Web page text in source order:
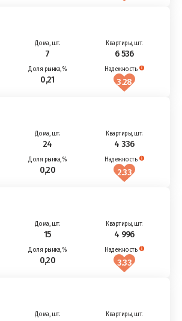
7 6 536
0,21 3.28
24 4 336
0,20 2.33
15 4 996
0,20 3.33